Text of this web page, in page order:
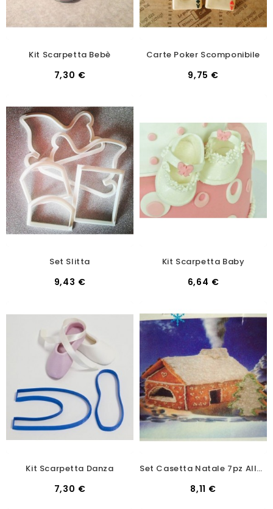
Kit Scarpetta Bebè
7,30 €
Carte Poker Scomponibile
9,75 €
Set Slitta
9,43 €
Kit Scarpetta Baby
6,64 €
Kit Scarpetta Danza
7,30 €
Set Casetta Natale 7pz Alluminio
8,11 €